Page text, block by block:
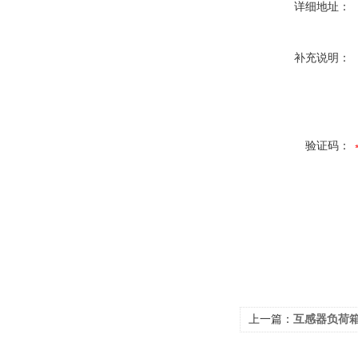
详细地址：
补充说明：
验证码：
上一篇： 互感器负荷